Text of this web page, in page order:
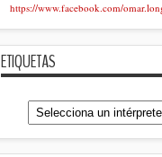
https://www.facebook.com/
ETIQUETAS